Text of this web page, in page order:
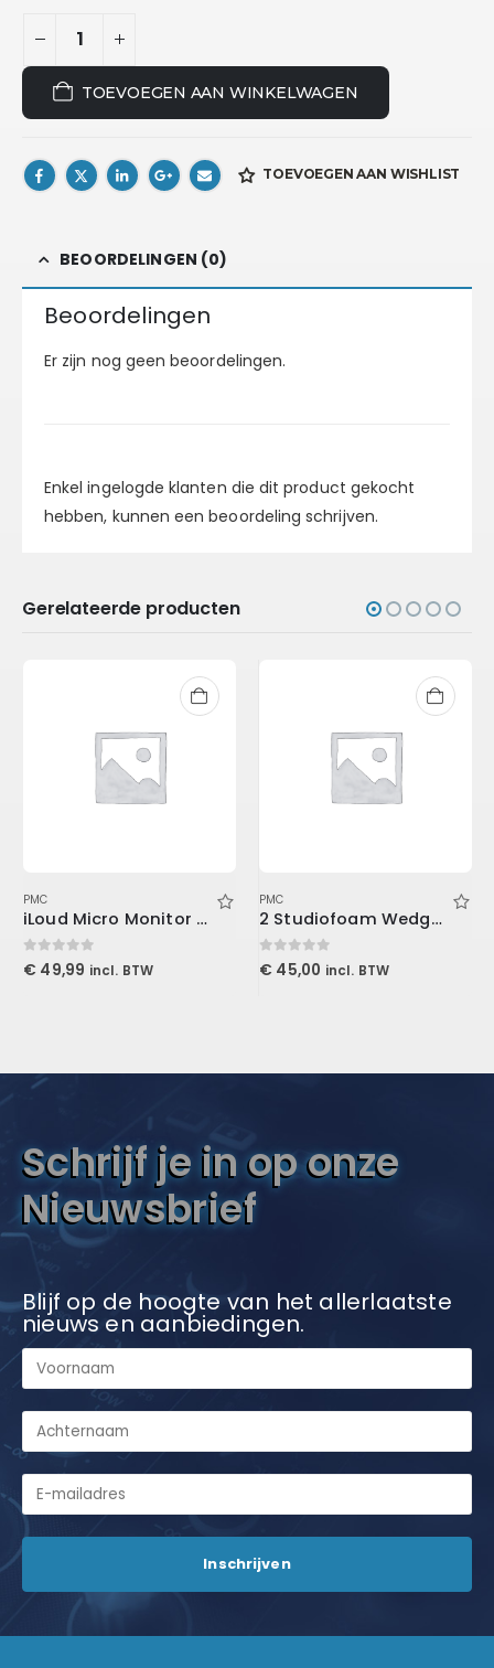
TOEVOEGEN AAN WINKELWAGEN
TOEVOEGEN AAN WISHLIST
BEOORDELINGEN (0)
Beoordelingen
Er zijn nog geen beoordelingen.
Enkel ingelogde klanten die dit product gekocht
hebben, kunnen een beoordeling schrijven.
Gerelateerde producten
PMC
iLoud Micro Monitor travel bag
0out of 5
€ 49,99 incl. BTW
PMC
2 Studiofoam Wedge, 2/”x2’x4′ panel, Purple
0out of 5
€ 45,00 incl. BTW
Schrijf je in op onze
Nieuwsbrief
Blijf op de hoogte van het allerlaatste
nieuws en aanbiedingen.